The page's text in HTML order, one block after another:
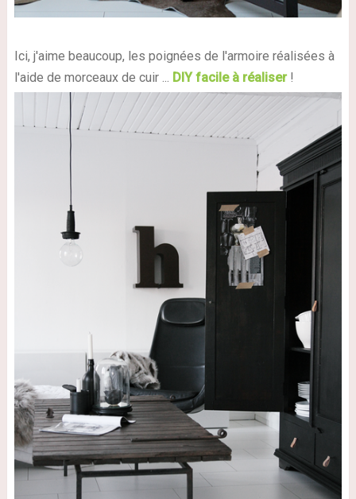
Ici, j'aime beaucoup, les poignées de l'armoire réalisées à
l'aide de morceaux de cuir ... DIY facile à réaliser!